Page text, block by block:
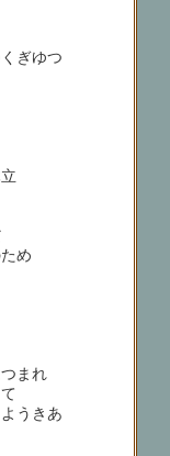
ぎゆつ
め
まれ
うきあ